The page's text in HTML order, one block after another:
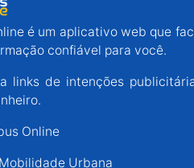
é um aplicativo web que
confiável para você.
links de intenções
Online
Urbana